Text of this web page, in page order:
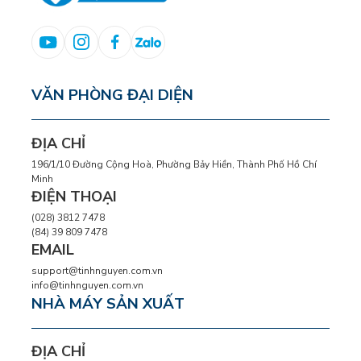
VĂN PHÒNG ĐẠI DIỆN
ĐỊA CHỈ
196/1/10 Đường Cộng Hoà, Phường Bảy Hiền, Thành Phố Hồ Chí
Minh
ĐIỆN THOẠI
(028) 3812 7478
(84) 39 809 7478
EMAIL
support@tinhnguyen.com.vn
info@tinhnguyen.com.vn
NHÀ MÁY SẢN XUẤT
ĐỊA CHỈ